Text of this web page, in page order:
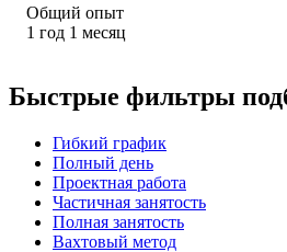
Общий опыт
1 год 1 месяц
Быстрые фильтры
Гибкий график
Полный день
Проектная работа
Частичная занятость
Полная занятость
Вахтовый метод